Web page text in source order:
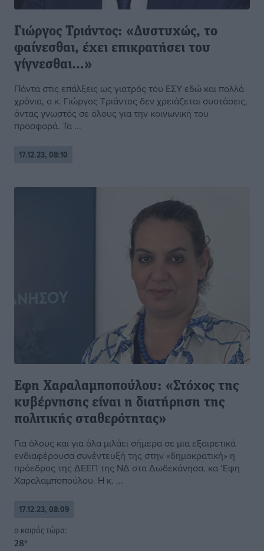
Γιώργος Τριάντος: «Δυστυχώς, το
φαίνεσθαι, έχει επικρατήσει του
γίγνεσθαι…»
Πάντα στις επάλξεις ως γιατρός του ΕΣΥ εδώ και πολλά
χρόνια, ο κ. Γιώργος Τριάντος δεν χρειάζεται συστάσεις,
όντας γνωστός σε όλους για την κοινωνική του
προσφορά. Τα ...
17.12.23, 08:10
Εφη Χαραλαμποπούλου: «Στόχος της
κυβέρνησης είναι η διατήρηση της
πολιτικής σταθερότητας»
Για όλους και για όλα μιλάει σήμερα σε μια εξαιρετικά
ενδιαφέρουσα συνέντευξή της στην «δημοκρατική» η
πρόεδρος της ΔΕΕΠ της ΝΔ στα Δωδεκάνησα, κα ‘Εφη
Χαραλαμποπούλου. Η κ. ...
17.12.23, 08:09
o καιρός τώρα:
28°